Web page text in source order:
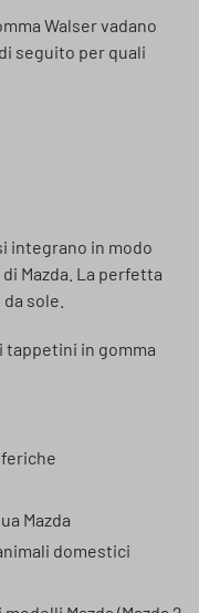
Walser vadano
seguito per quali
integrano in modo
Mazda. La perfetta
sole.
tappetini in gomma
Mazda
domestici